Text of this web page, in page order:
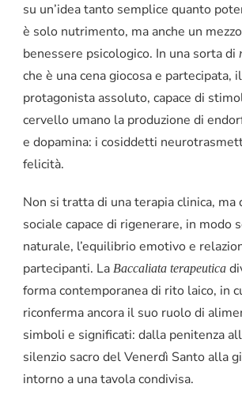
su un’idea tanto semplice quanto
è solo nutrimento, ma anche un
benessere psicologico. In una sorta di
che è una cena giocosa e partecipata,
protagonista assoluto, capace di
cervello umano la produzione di
e dopamina: i cosiddetti
felicità.
Non si tratta di una terapia clinica, ma
sociale capace di rigenerare, in modo
naturale, l’equilibrio emotivo e
partecipanti. La Baccaliata terapeutica
forma contemporanea di rito laico, in
riconferma ancora il suo ruolo di
simboli e significati: dalla penitenza
silenzio sacro del Venerdì Santo alla
intorno a una tavola condivisa.